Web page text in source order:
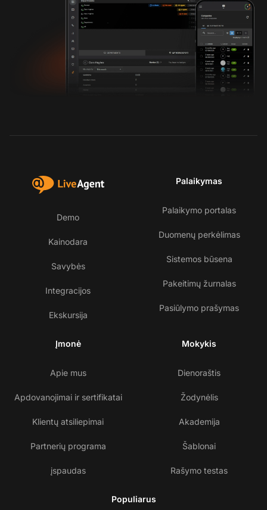
Demo
Kainodara
Savybės
Integracijos
Ekskursija
Palaikymas
Palaikymo portalas
Duomenų perkėlimas
Sistemos būsena
Pakeitimų žurnalas
Pasiūlymo prašymas
Įmonė
Apie mus
Apdovanojimai ir sertifikatai
Klientų atsiliepimai
Partnerių programa
įspaudas
Mokykis
Dienoraštis
Žodynėlis
Akademija
Šablonai
Rašymo testas
Populiarus